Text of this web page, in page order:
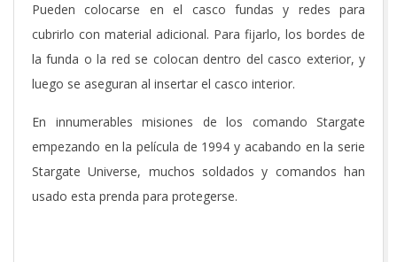
Pueden colocarse en el casco fundas y redes para
cubrirlo con material adicional. Para fijarlo, los bordes de
la funda o la red se colocan dentro del casco exterior, y
luego se aseguran al insertar el casco interior.
En innumerables misiones de los comando Stargate
empezando en la película de 1994 y acabando en la serie
Stargate Universe, muchos soldados y comandos han
usado esta prenda para protegerse.